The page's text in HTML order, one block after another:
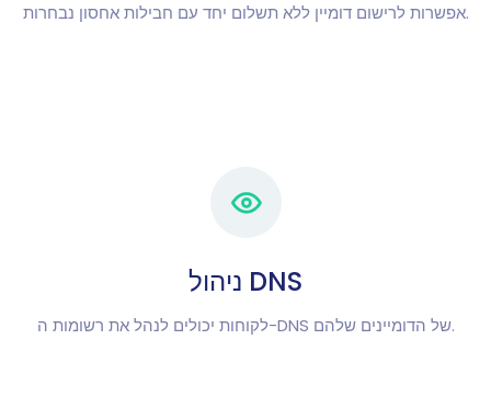
אפשרות לרישום דומיין ללא תשלום יחד עם חבילות אחסון נבחרות.
ניהול DNS
לקוחות יכולים לנהל את רשומות ה-DNS של הדומיינים שלהם.